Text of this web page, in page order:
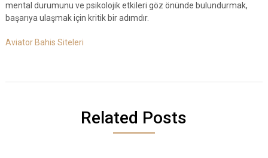
mental durumunu ve psikolojik etkileri göz önünde bulundurmak,
başarıya ulaşmak için kritik bir adımdır.
Aviator Bahis Siteleri
Related Posts